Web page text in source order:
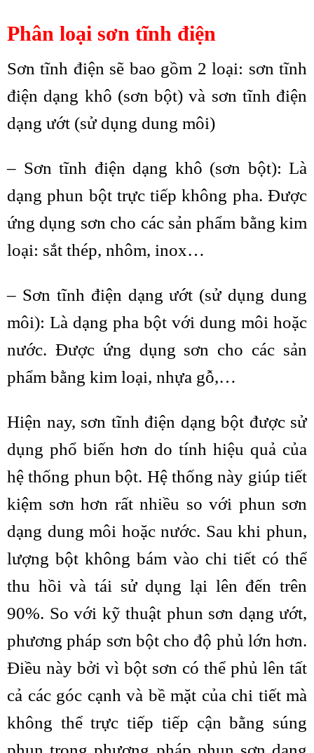
Phân loại sơn tĩnh điện
Sơn tĩnh điện sẽ bao gồm 2 loại: sơn tĩnh
điện dạng khô (sơn bột) và sơn tĩnh điện
dạng ướt (sử dụng dung môi)
– Sơn tĩnh điện dạng khô (sơn bột): Là
dạng phun bột trực tiếp không pha. Được
ứng dụng sơn cho các sản phẩm bằng kim
loại: sắt thép, nhôm, inox…
– Sơn tĩnh điện dạng ướt (sử dụng dung
môi): Là dạng pha bột với dung môi hoặc
nước. Được ứng dụng sơn cho các sản
phẩm bằng kim loại, nhựa gỗ,…
Hiện nay, sơn tĩnh điện dạng bột được sử
dụng phổ biến hơn do tính hiệu quả của
hệ thống phun bột. Hệ thống này giúp tiết
kiệm sơn hơn rất nhiều so với phun sơn
dạng dung môi hoặc nước. Sau khi phun,
lượng bột không bám vào chi tiết có thể
thu hồi và tái sử dụng lại lên đến trên
90%. So với kỹ thuật phun sơn dạng ướt,
phương pháp sơn bột cho độ phủ lớn hơn.
Điều này bởi vì bột sơn có thể phủ lên tất
cả các góc cạnh và bề mặt của chi tiết mà
không thể trực tiếp tiếp cận bằng súng